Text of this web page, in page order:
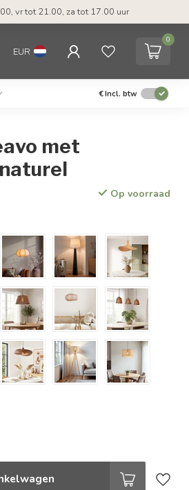
vr tot 21.00, za tot 17.00 uur
EUR
0
€Incl. btw
met
Op voorraad